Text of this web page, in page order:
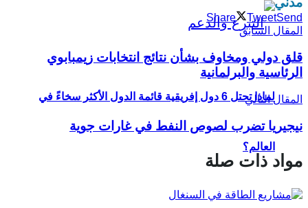
لماذا تحتل 6 دول إفريقية قائمة الدول الأكثر سخاءً في
العالم؟
Share TweetSend
المقال السابق
قلق دولي ومخاوف بشأن نتائج انتخابات زيمبابوي
الرئاسية والبرلمانية
المقال التالي
نيجيريا تضرب لصوص النفط في غارات جوية
مواد ذات صلة